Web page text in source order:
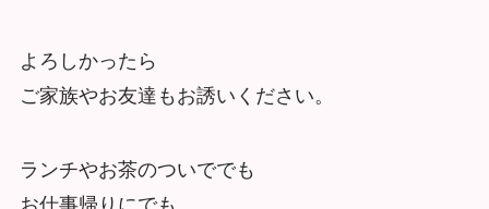
よろしかったら
ご家族やお友達もお誘いください。
ランチやお茶のついででも
お仕事帰りにでも。